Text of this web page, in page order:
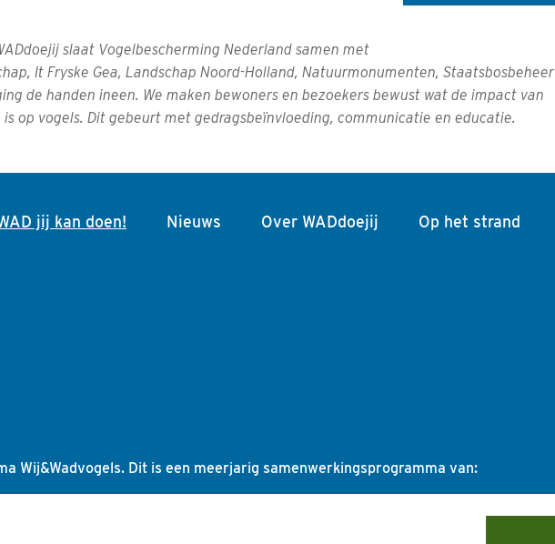
slaat Vogelbescherming Nederland samen met
It Fryske Gea, Landschap Noord-Holland, Natuurmonumenten, Staatsbosbeheer
de handen ineen. We maken bewoners en bezoekers bewust wat de impact van
op vogels. Dit gebeurt met gedragsbeïnvloeding, communicatie en educatie.
jij kan doen! (current)Nieuws Over WADdoejij Op het strand
Wij&Wadvogels. Dit is een meerjarig samenwerkingsprogramma van: